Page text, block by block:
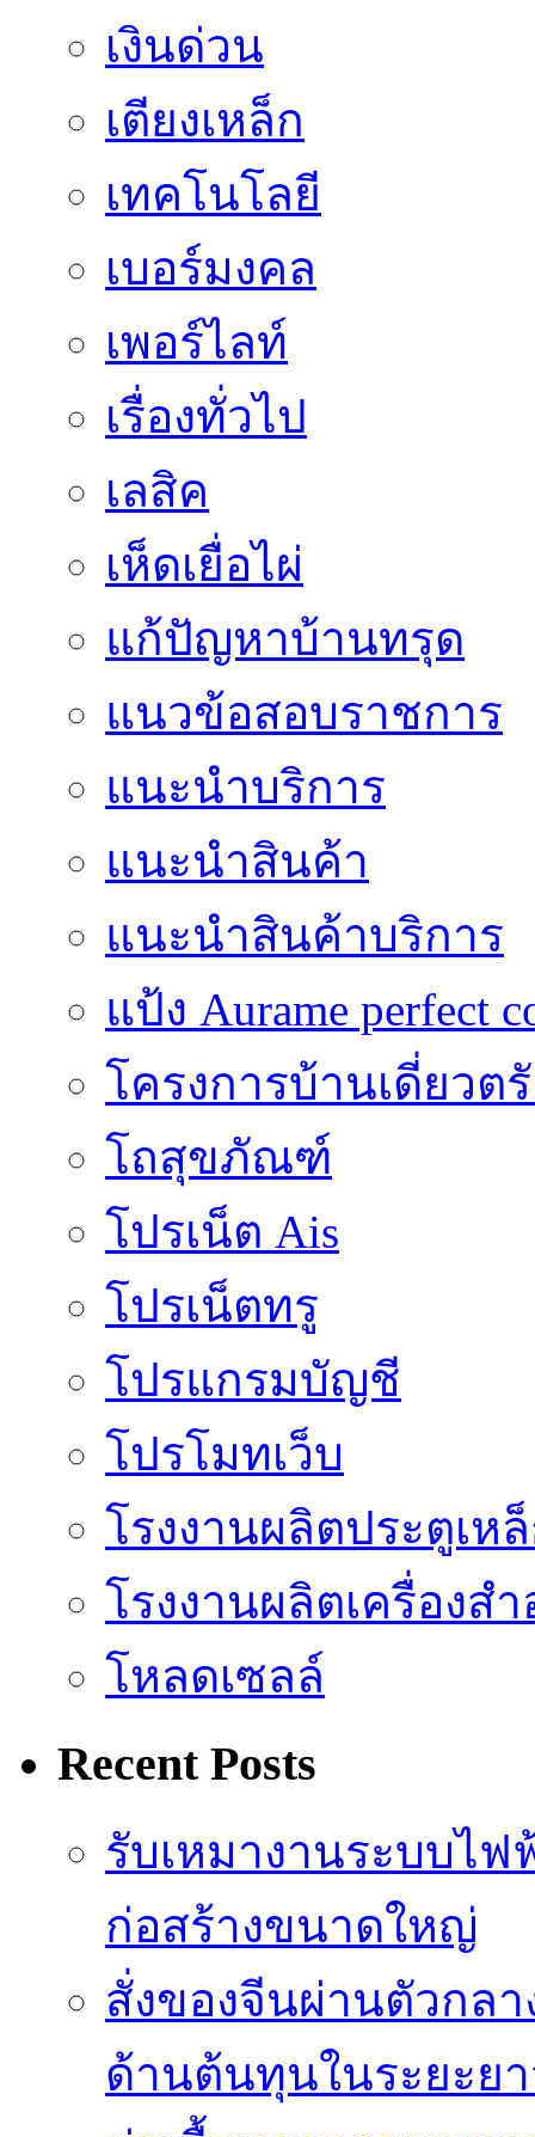
เงินด่วน
เตียงเหล็ก
เทคโนโลยี
เบอร์มงคล
เพอร์ไลท์
เรื่องทั่วไป
เลสิค
เห็ดเยื่อไผ่
แก้ปัญหาบ้านทรุด
แนวข้อสอบราชการ
แนะนำบริการ
แนะนำสินค้า
แนะนำสินค้าบริการ
แป้ง Aurame perfect
โครงการบ้านเดี่ยวต
โถสุขภัณฑ์
โปรเน็ต Ais
โปรเน็ตทรู
โปรแกรมบัญชี
โปรโมทเว็บ
โรงงานผลิตประตูเห
โรงงานผลิตเครื่องสำ
โหลดเซลล์
Recent Posts
รับเหมางานระบบไ
ก่อสร้างขนาดใหญ่
สั่งของจีนผ่านตัวกลา
ด้านต้นทุนในระยะย